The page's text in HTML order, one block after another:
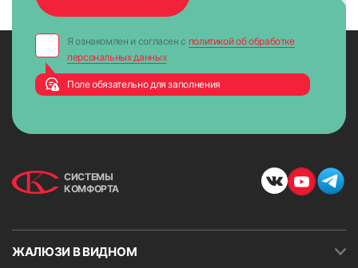
Я ознакомлен и согласен с политикой об обработке
персональных данных
Поле обязательно для заполнения
СИСТЕМЫ
КОМФОРТА
ЖАЛЮЗИ В ВИДНОМ